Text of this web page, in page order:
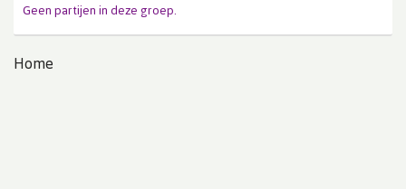
Geen partijen in deze groep.
Home